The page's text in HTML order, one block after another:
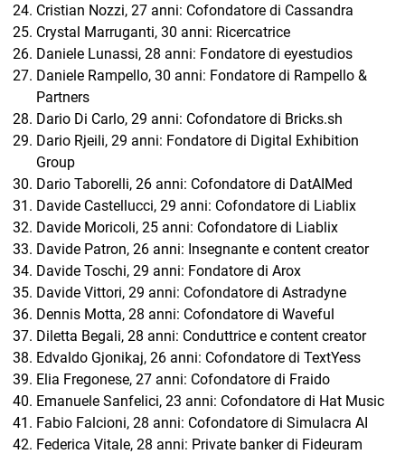
Cristian Nozzi, 27 anni: Cofondatore di Cassandra
Crystal Marruganti, 30 anni: Ricercatrice
Daniele Lunassi, 28 anni: Fondatore di eyestudios
Daniele Rampello, 30 anni: Fondatore di Rampello &
Partners
Dario Di Carlo, 29 anni: Cofondatore di Bricks.sh
Dario Rjeili, 29 anni: Fondatore di Digital Exhibition
Group
Dario Taborelli, 26 anni: Cofondatore di DatAIMed
Davide Castellucci, 29 anni: Cofondatore di Liablix
Davide Moricoli, 25 anni: Cofondatore di Liablix
Davide Patron, 26 anni: Insegnante e content creator
Davide Toschi, 29 anni: Fondatore di Arox
Davide Vittori, 29 anni: Cofondatore di Astradyne
Dennis Motta, 28 anni: Cofondatore di Waveful
Diletta Begali, 28 anni: Conduttrice e content creator
Edvaldo Gjonikaj, 26 anni: Cofondatore di TextYess
Elia Fregonese, 27 anni: Cofondatore di Fraido
Emanuele Sanfelici, 23 anni: Cofondatore di Hat Music
Fabio Falcioni, 28 anni: Cofondatore di Simulacra AI
Federica Vitale, 28 anni: Private banker di Fideuram